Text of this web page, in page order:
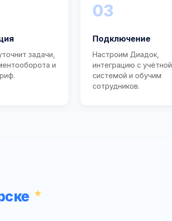
задачи,
и
03
Подключение
Настроим Диадок,
интеграцию с учётной
системой и обучим
сотрудников.